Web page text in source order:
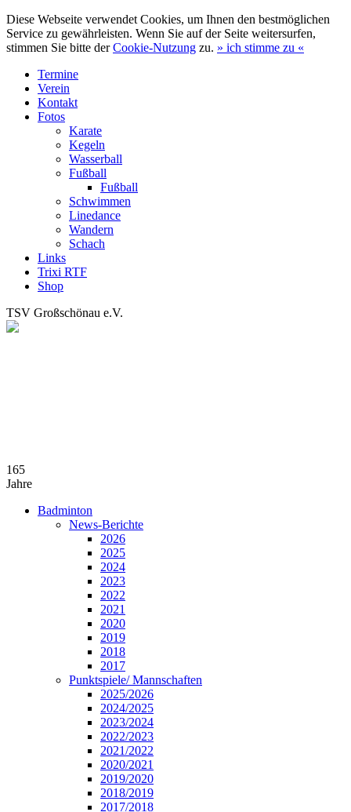
Diese Webseite verwendet Cookies, um Ihnen den bestmöglichen
Service zu gewährleisten. Wenn Sie auf der Seite weitersurfen,
stimmen Sie bitte derCookie-Nutzung zu. » ich stimme zu «
Termine
Verein
Kontakt
Fotos
Karate
Kegeln
Wasserball
Fußball
Fußball
Schwimmen
Linedance
Wandern
Schach
Links
Trixi RTF
Shop
TSV Großschönau e.V.
165
Jahre
Badminton
News-Berichte
2026
2025
2024
2023
2022
2021
2020
2019
2018
2017
Punktspiele/ Mannschaften
2025/2026
2024/2025
2023/2024
2022/2023
2021/2022
2020/2021
2019/2020
2018/2019
2017/2018